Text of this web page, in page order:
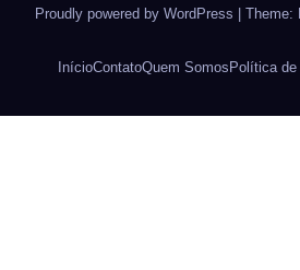
Proudly powered by WordPress Theme:
InícioContatoQuem Somos Política